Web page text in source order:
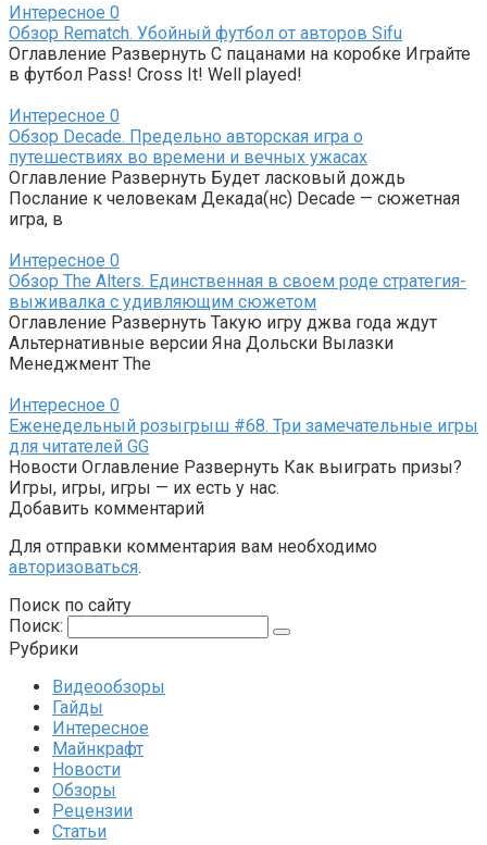
Интересное 0
Обзор Rematch. Убойный футбол от авторов Sifu
Оглавление Развернуть С пацанами на коробке Играйте
в футбол Pass! Cross It! Well played!
Интересное 0
Обзор Decade. Предельно авторская игра о
путешествиях во времени и вечных ужасах
Оглавление Развернуть Будет ласковый дождь
Послание к человекам Декада(нс) Decade — сюжетная
игра, в
Интересное 0
Обзор The Alters. Единственная в своем роде стратегия-
выживалка с удивляющим сюжетом
Оглавление Развернуть Такую игру джва года ждут
Альтернативные версии Яна Дольски Вылазки
Менеджмент The
Интересное 0
Еженедельный розыгрыш #68. Три замечательные игры
для читателей GG
Новости Оглавление Развернуть Как выиграть призы?
Игры, игры, игры — их есть у нас.
Добавить комментарий
Для отправки комментария вам необходимо
авторизоваться.
Поиск по сайту
Поиск:
Рубрики
Видеообзоры
Гайды
Интересное
Майнкрафт
Новости
Обзоры
Рецензии
Статьи